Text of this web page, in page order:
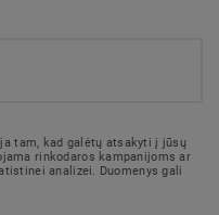
tam, kad galėtų atsakyti į jūsų
rinkodaros kampanijoms ar
analizei. Duomenys gali